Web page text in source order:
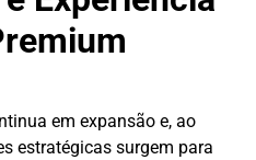
em expansão e, ao
estratégicas surgem para